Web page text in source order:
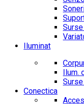
Iluminat
Conectica